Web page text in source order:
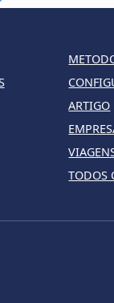
ARTIGO
TODOS